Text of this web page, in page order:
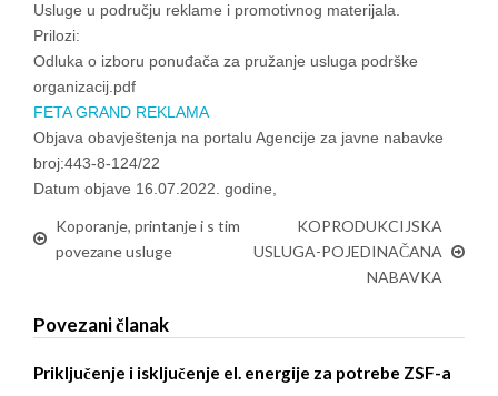
Usluge u području reklame i promotivnog materijala.
Prilozi:
Odluka o izboru ponuđača za pružanje usluga podrške
organizacij.pdf
FETA GRAND REKLAMA
Objava obavještenja na portalu Agencije za javne nabavke
broj:443-8-124/22
Datum objave 16.07.2022. godine,
Koporanje, printanje i s tim
povezane usluge
KOPRODUKCIJSKA
USLUGA-POJEDINAČANA
NABAVKA
Povezani članak
Priključenje i isključenje el. energije za potrebe ZSF-a